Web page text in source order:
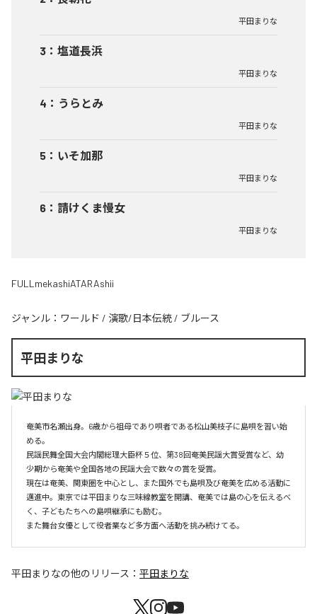
平田まりな
3 ： 塩道長浜
平田まりな
4 ： うらとみ
平田まりな
5 ： いそ加那
平田まりな
6 ： 請けくま慢女
平田まりな
FULLmekashiATARAshii
ジャンル： ワールド / 演歌/日本伝統 / ブルース
平田まりな
奄美市名瀬出身。6歳から祖母であり唄者である松山美枝子に島唄を習い始
める。
民謡民舞全国大会内閣総理大臣杯５位、第38回奄美民謡大賞受賞など、幼
少期から奄美や全国各地の民謡大会で数々の賞を受賞。
現在は奄美、関東圏を中心とし、また国外でも島唄及び奄美を広める活動に
邁進中。東京では平田まりな三味線教室を開講、奄美では島の心を伝えるべ
く、子どもたちへの島唄継承にも励む。
また舞台女優として役者業など多方面へ活動を挑み続けてる。
平田まりなの他のリリース： 平田まりな